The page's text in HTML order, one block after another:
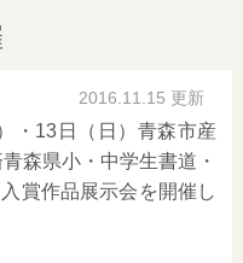
2016.11.15 更新
・13日（日）青森市産
森県小・中学生書道・
賞作品展示会を開催し